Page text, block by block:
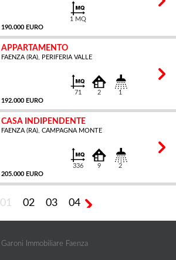
190.000 EURO
1 MQ
APPARTAMENTO
FAENZA (RA), PERIFERIA VALLE
192.000 EURO
71 2 1
CASA INDIPENDENTE
FAENZA (RA), CAMPAGNA MONTE
205.000 EURO
336 9 2
01 02 03 04
Garoni Immobiliare Faenza